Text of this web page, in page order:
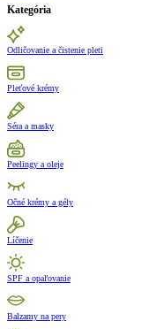
Kategória
Odličovanie a čistenie pleti
Pleťové krémy
Séra a masky
Peelingy a oleje
Očné krémy a gély
Líčenie
SPF a opaľovanie
Balzamy na pery